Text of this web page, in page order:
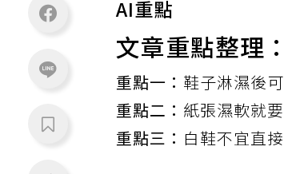
AI重點
文章重點整理：
重點一： 鞋子淋濕後
重點二： 紙張濕軟就
重點三： 白鞋不宜直